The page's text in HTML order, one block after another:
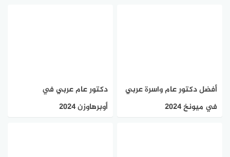
أفضل دكتور عام واسرة عربي
في ميونخ 2024
دكتور عام عربي في
أوبرهاوزن 2024